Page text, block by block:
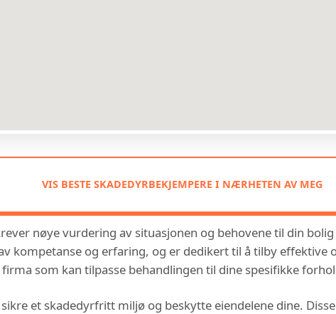
VIS BESTE SKADEDYRBEKJEMPERE I NÆRHETEN AV MEG
nøye vurdering av situasjonen og behovene til din
kompetanse og erfaring, og er dedikert til å tilby
som kan tilpasse behandlingen til dine spesifikke
et skadedyrfritt miljø og beskytte eiendelene dine.